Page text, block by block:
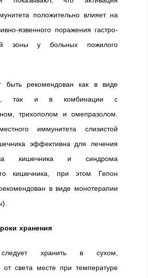
положительно влияет на
язвенного поражения гастро-
зоны у больных пожилого
быть рекомендован как в виде
так и в комбинации с
трихополом и омепразолом.
иммунитета слизистой
эффективна для лечения
кишечника и синдрома
кишечника, при этом Гепон
в виде монотерапии
хранения
хранить в сухом,
света месте при температуре